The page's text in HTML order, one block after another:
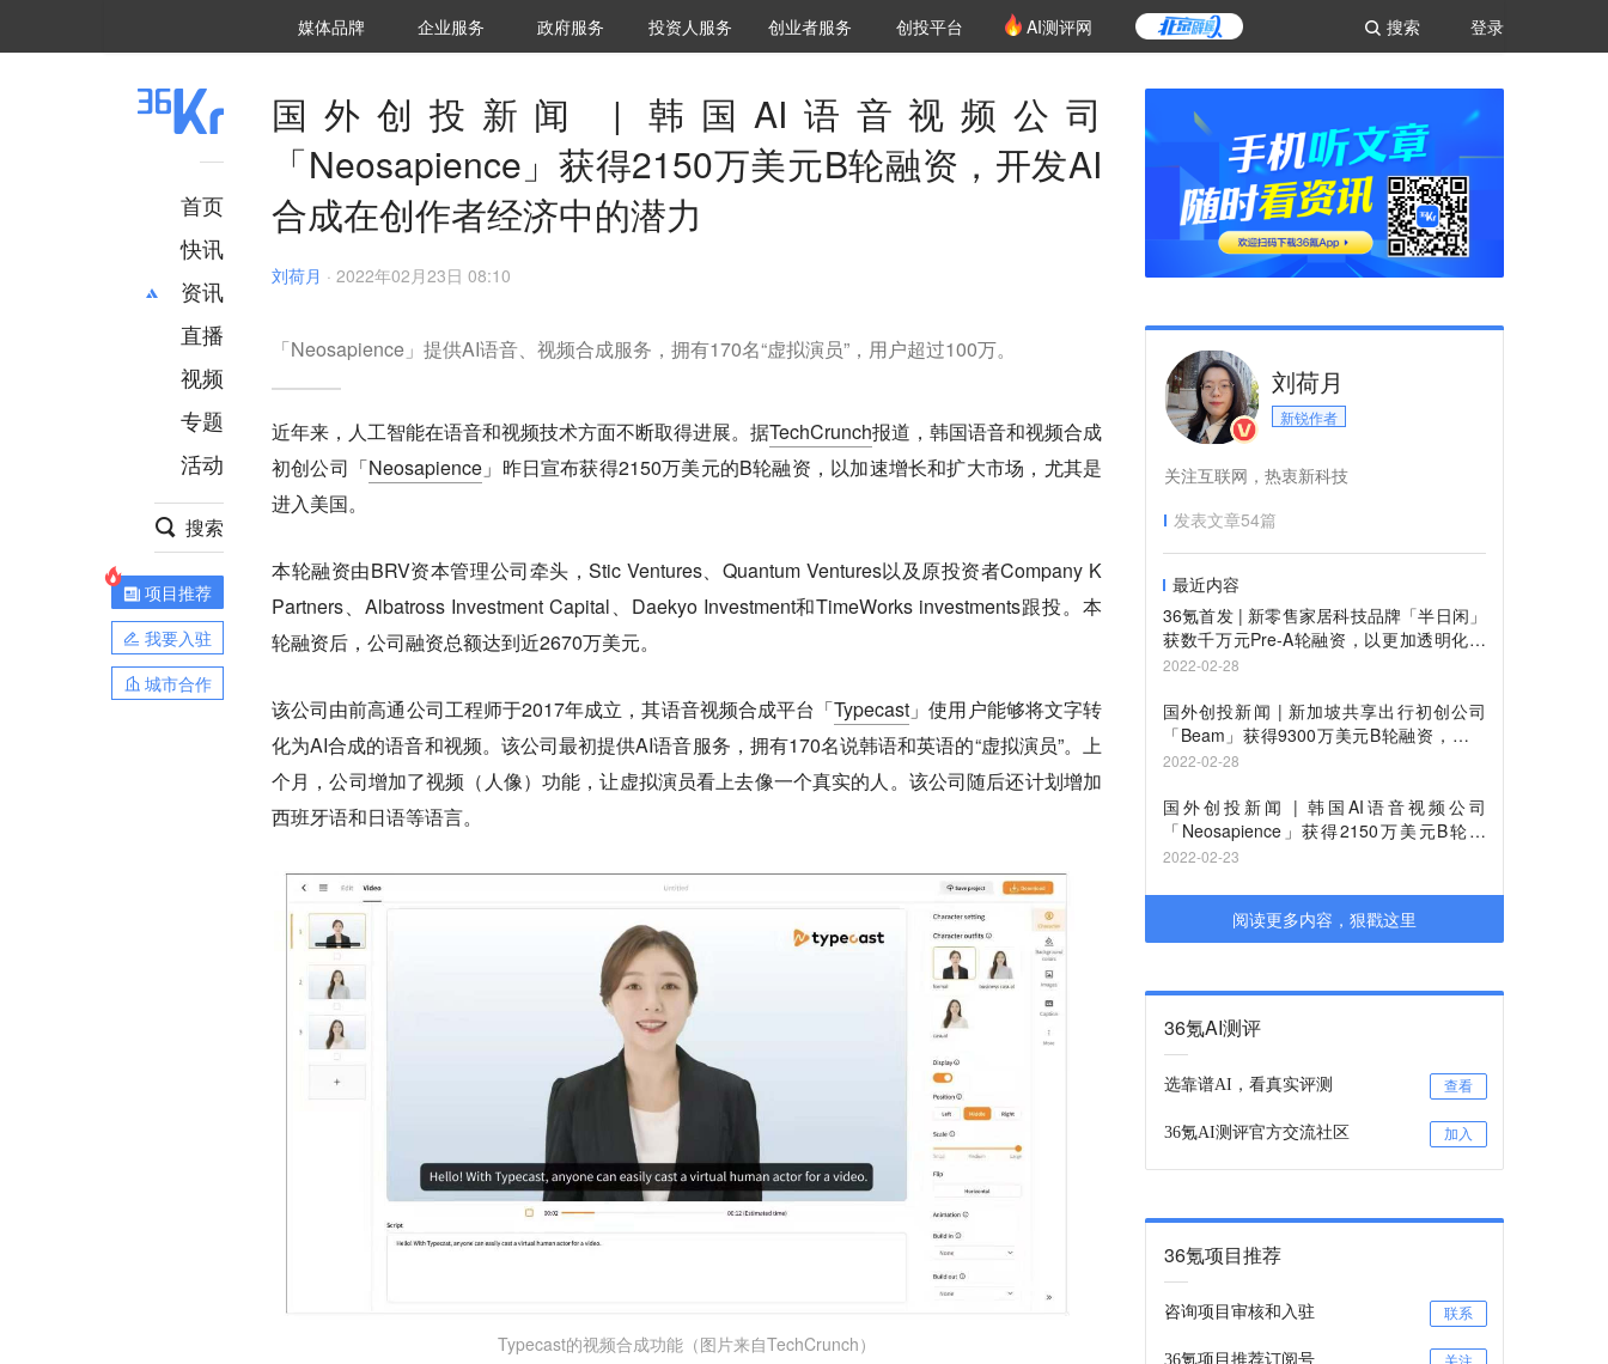
登录
搜索
媒体品牌 36Kr研究院
企业服务 城市之窗
政府服务 VClub投资机构库
投资机构职位推介
投资人服务 创投氪堂
创业者服务 创投平台 AI测评网
首页
快讯
资讯
推荐
财经
项目推荐
安徽
直播
视频
专题
活动
搜索
项目推荐
我要入驻
城市合作
国外创投新闻 | 韩国AI语音视频公司
「Neosapience」获得2150万美元B轮融资，开发AI
合成在创作者经济中的潜力
刘荷月 · 2022年02月23日 08:10
「Neosapience」提供AI语音、视频合成服务，拥有170名“虚拟演员”，用户超过100万。
近年来，人工智能在语音和视频技术方面不断取得进展。据TechCrunch报道，韩国语音和视频合成
初创公司「Neosapience 」昨日宣布获得2150万美元的B轮融资，以加速增长和扩大市场，尤其是
进入美国。
本轮融资由BRV资本管理公司牵头，Stic Ventures、Quantum Ventures以及原投资者Company K
Partners、Albatross Investment Capital、Daekyo Investment和TimeWorks investments跟投。本
轮融资后，公司融资总额达到近2670万美元。
该公司由前高通公司工程师于2017年成立，其语音视频合成平台「Typecast 」使用户能够将文字转
化为AI合成的语音和视频。该公司最初提供AI语音服务，拥有170名说韩语和英语的“虚拟演员”。上
个月，公司增加了视频（人像）功能，让虚拟演员看上去像一个真实的人。该公司随后还计划增加
西班牙语和日语等语言。
Typecast的视频合成功能（图片来自TechCrunch）
刘荷月
新锐作者
关注互联网，热衷新科技
发表文章54篇
最近内容
36氪首发 | 新零售家居科技品牌「半日闲」
获数千万元Pre-A轮融资，以更加透明化的
床垫产品拥抱互联网
2022-02-28
国外创投新闻 | 新加坡共享出行初创公司
「Beam」获得9300万美元B轮融资，加速
进入亚洲新市场
2022-02-28
国外创投新闻 | 韩国AI语音视频公司
「Neosapience」获得2150万美元B轮融
资，开发AI合成在创作者经济中的潜力
2022-02-23
阅读更多内容，狠戳这里
36氪AI测评
选靠谱AI，看真实评测 查看
36氪AI测评官方交流社区 加入
36氪项目推荐
咨询项目审核和入驻 联系
36氪项目推荐订阅号